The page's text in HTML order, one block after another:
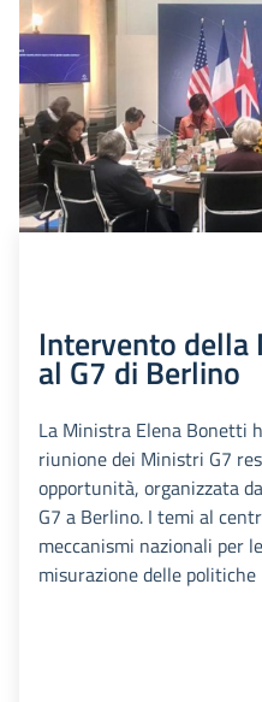
Intervento
al G7 di Berlino
La Ministra Elena Bonetti
riunione dei Ministri G7
opportunità, organizzata
G7 a Berlino. I temi al
meccanismi nazionali per
misurazione delle